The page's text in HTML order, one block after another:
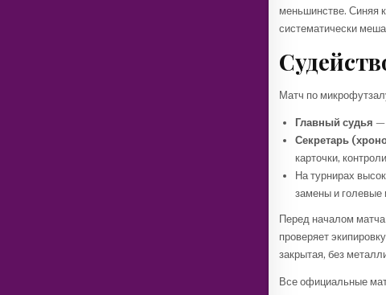
меньшинстве. Синяя
систематически
Матч по
Главный судья —
Секретарь
карточки,
На турнирах
замены и голевые
Перед началом
проверяет
закрытая, без
Все официальные